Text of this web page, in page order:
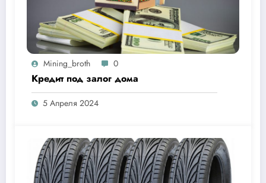
Mining_broth 0
Кредит под залог дома
5 Апреля 2024